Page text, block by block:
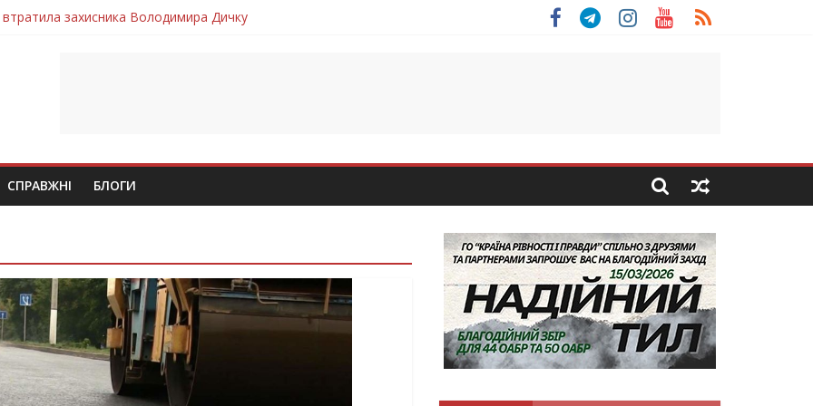
захисника Володимира Дичку
молодий захисник Дмитро Березко з Тернопільщини
захисника Володимира Вельму
молодого захисника Андрія Іскоростенського
СПРАВЖНІ БЛОГИ